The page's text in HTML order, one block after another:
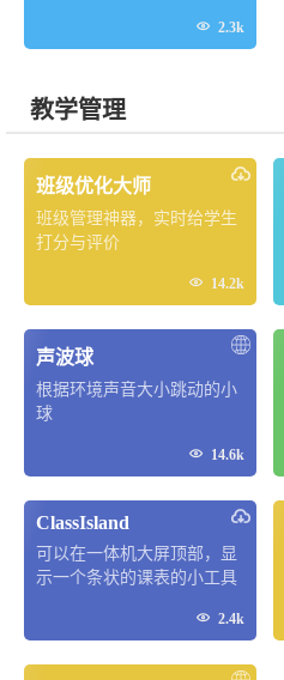
 2.3k
教学管理
班级优化大师
班级管理神器，实时给学生
打分与评价
 14.2k
声波球
根据环境声音大小跳动的小
球
 14.6k
ClassIsland
可以在一体机大屏顶部，显
示一个条状的课表的小工具
 2.4k